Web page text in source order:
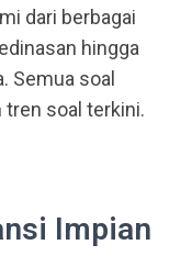
dari berbagai
hingga
Semua soal
soal terkini.
Impian